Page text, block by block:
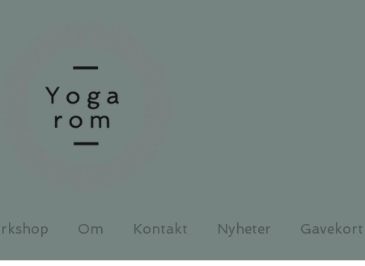
Om Kontakt Nyheter Gavekort